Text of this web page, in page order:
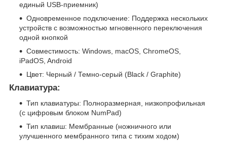
единый USB-приемник)
Одновременное подключение: Поддержка нескольких
устройств с возможностью мгновенного переключения
одной кнопкой
Совместимость: Windows, macOS, ChromeOS,
iPadOS, Android
Цвет: Черный / Темно-серый (Black / Graphite)
Клавиатура:
Тип клавиатуры: Полноразмерная, низкопрофильная
(с цифровым блоком NumPad)
Тип клавиш: Мембранные (ножничного или
улучшенного мембранного типа с тихим ходом)